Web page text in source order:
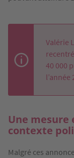
Valérie
40 000
l’année
Une mesure
contexte
Malgré ces